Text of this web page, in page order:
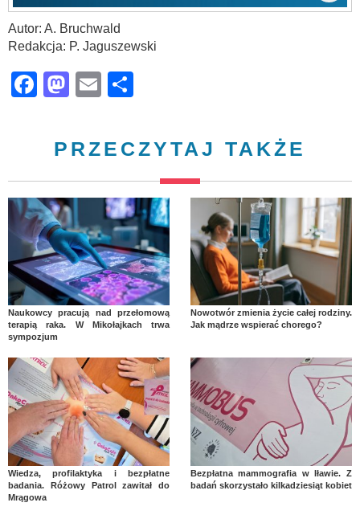
Autor: A. Bruchwald
Redakcja: P. Jaguszewski
Facebook
Mastodon
Email
PRZECZYTAJ TAKŻE
Naukowcy pracują nad przełomową
terapią raka. W Mikołajkach trwa
sympozjum
Nowotwór zmienia życie całej rodziny.
Jak mądrze wspierać chorego?
Wiedza, profilaktyka i bezpłatne
badania. Różowy Patrol zawitał do
Mrągowa
Bezpłatna mammografia w Iławie. Z
badań skorzystało kilkadziesiąt kobiet